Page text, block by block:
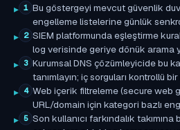
1 Bu göstergeyi mevcut güvenlik
engelleme listelerine günlük
2 SIEM platformunda eşleştirme
log verisinde geriye dönük arama
3 Kurumsal DNS çözümleyicide bu
tanımlayın; iç sorguları kontrollü
4 Web içerik filtreleme (secure web
URL/domain için kategori bazlı
5 Son kullanıcı farkındalık takımına